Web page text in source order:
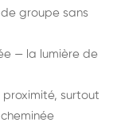
groupe sans
— la lumière de
surtout